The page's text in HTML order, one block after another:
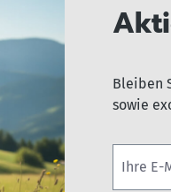
Bleiben
sowie